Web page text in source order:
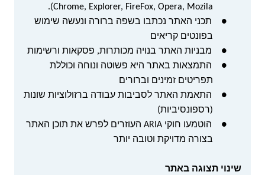
Chrome, Explorer, FireFox, Opera, Mozila
).
●
תכני האתר נכתבו בשפה ברורה ונעשה שימוש
בפונטים קריאים
●
מבניות האתר בנויה מכותרות, פסקאות ורשימות
●
התמצאות באתר היא פשוטה ונוחה וכוללת
תפריטים זמינים וברורים
●
התאמת האתר לסביבות עבודה ברזולוציות שונות
(רספונסיביות)
●
הוטמעו חוקי ARIA העוזרים לפרש את תוכן האתר
בצורה מדויקת וטובה יותר
שינוי תצוגה באתר